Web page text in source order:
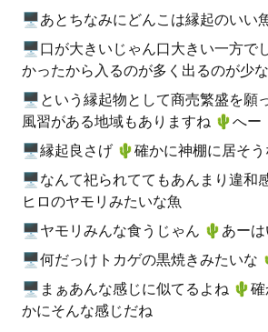
🖥あとちなみにどんこは縁起のいい
🖥口が大きいじゃん口大きい一方で
かったから入るのが多く出るのが少
🖥という縁起物として商売繁盛を願
風習がある地域もありますね 🌵️へー
🖥縁起良さげ 🌵️確かに神棚に居そう
🖥なんて祀られててもあんまり違和
ヒロのヤモリみたいな魚
🖥ヤモリみんな食うじゃん 🌵️あーは
🖥何だっけトカゲの黒焼きみたいな
🖥まぁあんな感じに似てるよね 🌵️
かにそんな感じだね